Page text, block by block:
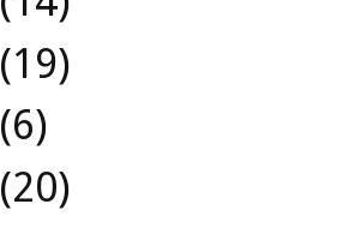
(19)
(6)
(20)